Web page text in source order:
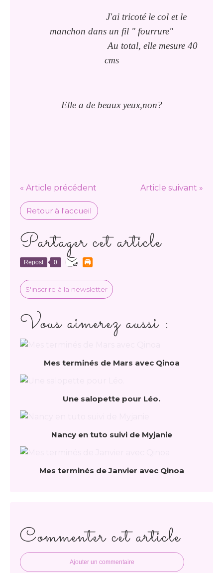
J'ai tricoté le col et le
manchon dans un fil " fourrure"
Au total, elle mesure 40
cms
Elle a de beaux yeux,non?
« Article précédent Article suivant »
Retour à l'accueil
Partager cet article
Repost 0
S'inscrire à la newsletter
Vous aimerez aussi :
Mes terminés de Mars avec Qinoa
Une salopette pour Léo.
Nancy en tuto suivi de Myjanie
Mes terminés de Janvier avec Qinoa
Commenter cet article
Ajouter un commentaire